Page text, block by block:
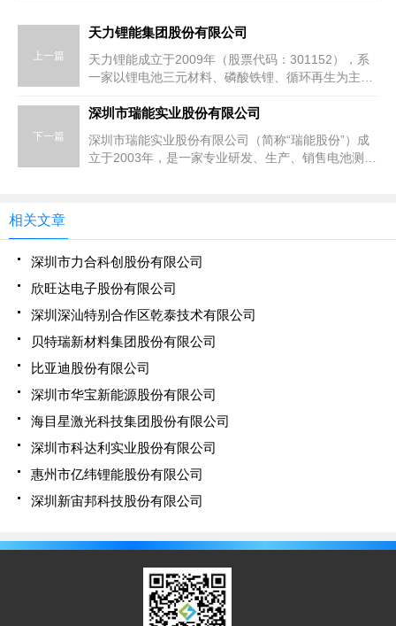
上一篇
天力锂能集团股份有限公司
天力锂能成立于2009年（股票代码：301152），系
一家以锂电池三元材料、磷酸铁锂、循环再生为主营
正极材料前列企业的行业基础，发展布局磷酸铁锂材
料产业、循环再生产业等，打造锂电池材料全生命周
期产业链。
下一篇
深圳市瑞能实业股份有限公司
深圳市瑞能实业股份有限公司（简称“瑞能股份”）成
立于2003年，是一家专业研发、生产、销售电池测试
相关文章
深圳市力合科创股份有限公司
欣旺达电子股份有限公司
深圳深汕特别合作区乾泰技术有限公司
贝特瑞新材料集团股份有限公司
比亚迪股份有限公司
深圳市华宝新能源股份有限公司
海目星激光科技集团股份有限公司
深圳市科达利实业股份有限公司
惠州市亿纬锂能股份有限公司
深圳新宙邦科技股份有限公司